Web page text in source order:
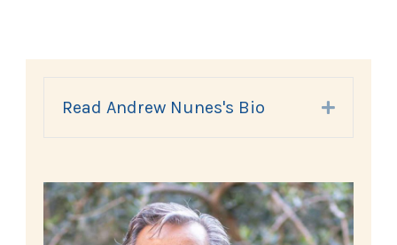
Read Andrew Nunes's Bio Expand